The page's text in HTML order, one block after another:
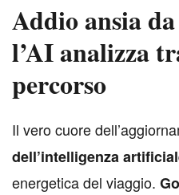
Addio ansia
l’AI analizza
percorso
Il vero cuore
dell’intelligenza
energetica del viaggio.